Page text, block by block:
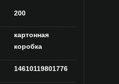
200
картонная
коробка
14610119801776